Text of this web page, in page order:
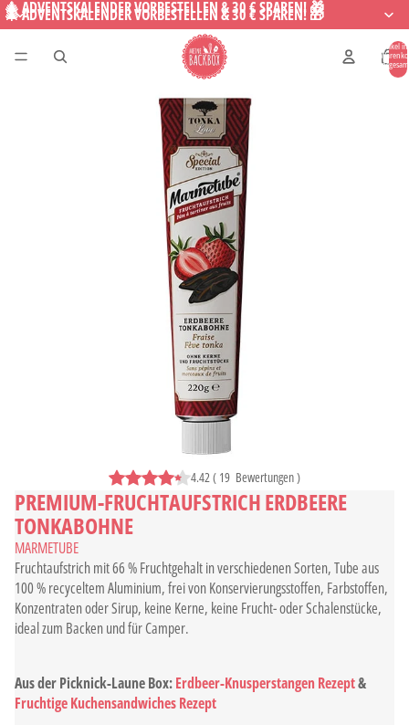
🎄 ADVENTSKALENDER VORBESTELLEN & 30 € SPAREN! 🎁
🎄 ADVENTSKALENDER VORBESTELLEN & 30 € SPAREN! 🎁
Artikel im
4.42( 19 Bewertungen)
PREMIUM-FRUCHTAUFSTRICH ERDBEERE
TONKABOHNE
MARMETUBE
Fruchtaufstrich mit 66 % Fruchtgehalt in verschiedenen Sorten, Tube aus
100 % recyceltem Aluminium, frei von Konservierungsstoffen, Farbstoffen,
Konzentraten oder Sirup, keine Kerne, keine Frucht- oder Schalenstücke,
ideal zum Backen und für Camper.
Aus der Picknick-Laune Box:Erdbeer-Knusperstangen Rezept&
Fruchtige Kuchensandwiches Rezept